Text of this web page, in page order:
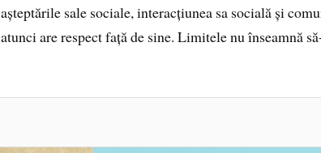
așteptările sale sociale, interacțiunea sa socială și
atunci are respect față de sine. Limitele nu înseamnă